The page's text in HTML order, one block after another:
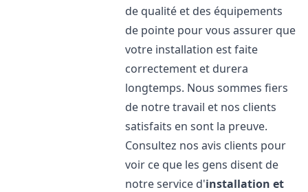
de qualité et des équipements
de pointe pour vous assurer que
votre installation est faite
correctement et durera
longtemps. Nous sommes fiers
de notre travail et nos clients
satisfaits en sont la preuve.
Consultez nos avis clients pour
voir ce que les gens disent de
notre service d'installation et